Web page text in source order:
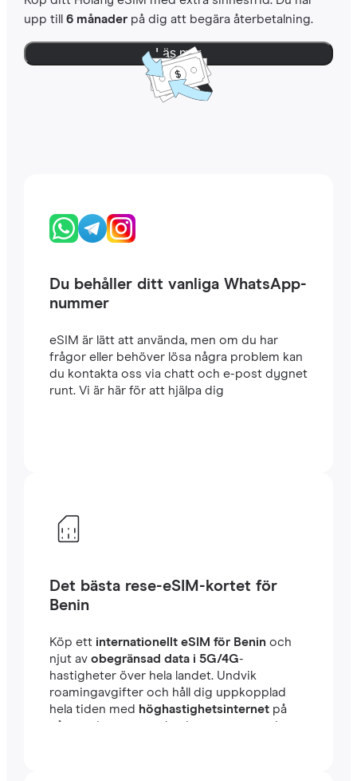
upp till 6 månaderpå dig att begära återbetalning.
Läs mer
Du behåller ditt vanliga WhatsApp-
nummer
eSIM är lätt att använda, men om du har
frågor eller behöver lösa några problem kan
du kontakta oss via chatt och e-post dygnet
runt. Vi är här för att hjälpa dig
Det bästa rese-eSIM-kortet för
Benin
Köp ett internationellt eSIM för Beninoch
njut av obegränsad data i 5G/4G-
hastigheter över hela landet. Undvik
roamingavgifter och håll dig uppkopplad
hela tiden med höghastighetsinternetpå
några minuter utomlands, oavsett om du